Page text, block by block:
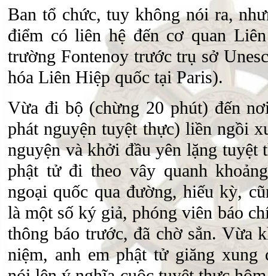
Ban tổ chức, tuy không nói ra,
điểm có liên hệ đến cơ quan
trường Fontenoy trước trụ sở
hóa Liên Hiệp quốc tại Paris).
Vừa đi bộ (chừng 20 phút) đến
phát nguyện tuyệt thực) liền ngồi
nguyện và khởi đầu yên lặng
phật tử đi theo vây quanh
ngoại quốc qua đường, hiếu kỳ,
là một số ký giả, phóng viên báo
thông báo trước, đã chờ sẳn. Vừa
niệm, anh em phật tử giăng xung